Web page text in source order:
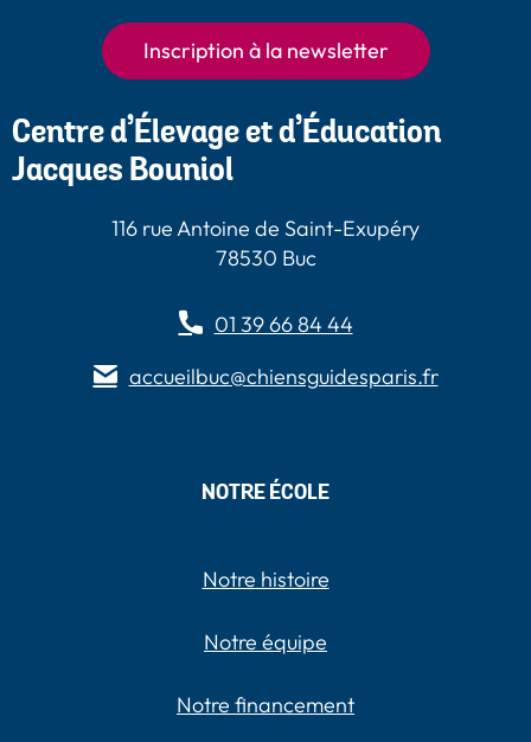
Paris
Inscription à la newsletter
Centre d’Élevage et d’Éducation
Jacques Bouniol
116 rue Antoine de Saint-Exupéry
78530 Buc
01 39 66 84 44
accueilbuc@chiensguidesparis.fr
NOTRE ÉCOLE
Notre histoire
Notre équipe
Notre financement